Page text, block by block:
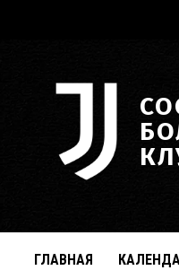
ГЛАВНАЯ